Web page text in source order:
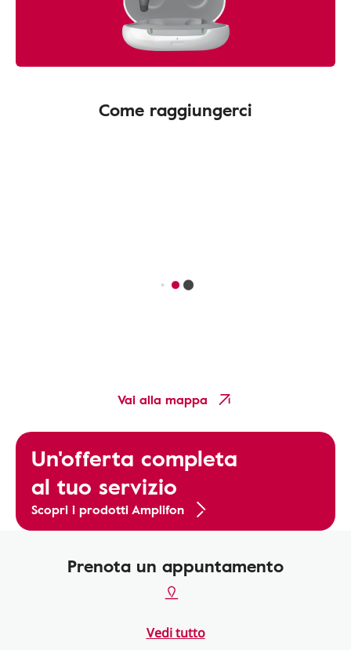
Come raggiungerci
Vai alla mappa
Un'offerta completa
al tuo servizio
Scopri i prodotti Amplifon
Prenota un appuntamento
Vedi tutto